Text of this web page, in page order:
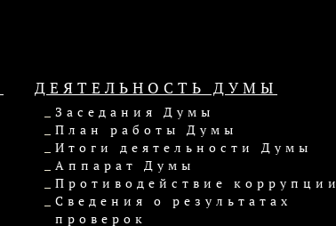
ДЕЯТЕЛЬНОСТЬ ДУМЫ
Заседания Думы
План работы Думы
Итоги деятельности Думы
Аппарат Думы
Противодействие коррупции
Сведения о результатах
проверок